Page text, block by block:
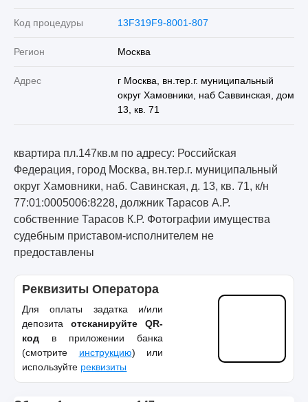
Код процедуры 13F319F9-8001-807
Регион Москва
Адрес
г Москва, вн.тер.г. муниципальный
округ Хамовники, наб Саввинская, дом
13, кв. 71
квартира пл.147кв.м по адресу: Российская
Федерация, город Москва, вн.тер.г. муниципальный
округ Хамовники, наб. Савинская, д. 13, кв. 71, к/н
77:01:0005006:8228, должник Тарасов А.Р.
собственние Тарасов К.Р. Фотографии имущества
судебным приставом-исполнителем не
предоставлены
Реквизиты Оператора
Для оплаты задатка и/или
депозита отсканируйте QR-
код в приложении банка
(смотрите инструкцию) или
используйте реквизиты